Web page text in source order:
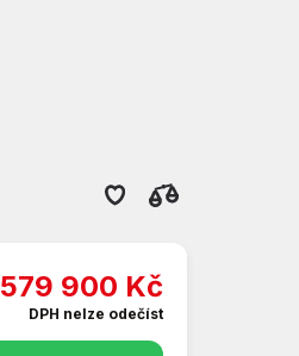
579 900 Kč
DPH nelze odečíst